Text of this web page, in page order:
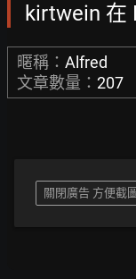
kirtwein 在
暱稱： Alfred
文章數量： 207
關閉廣告 方便截圖